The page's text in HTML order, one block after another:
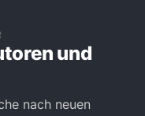
und
nach neuen